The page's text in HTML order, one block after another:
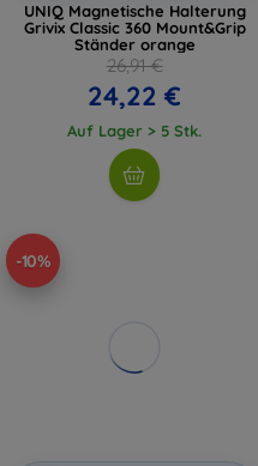
UNIQ Magnetische Halterung
Grivix Classic 360 Mount&Grip
Ständer orange
26,91 €
24,22 €
Auf Lager > 5 Stk.
-10%